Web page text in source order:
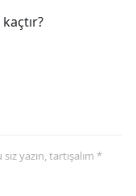
yazın, tartışalım *